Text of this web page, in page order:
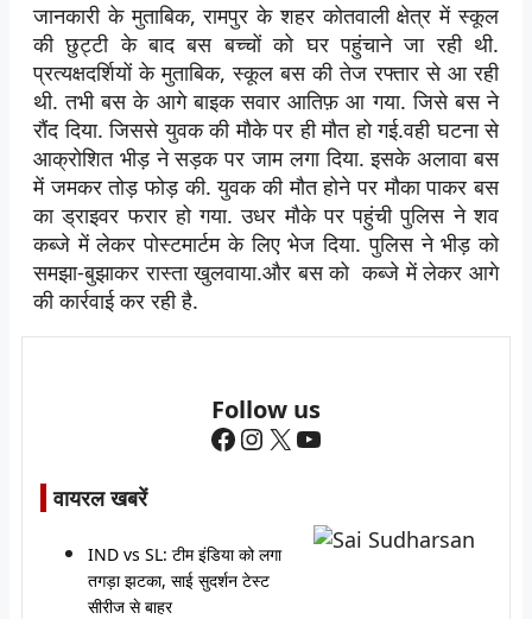
जानकारी के मुताबिक, रामपुर के शहर कोतवाली क्षेत्र में स्कूल
की छुट्टी के बाद बस बच्चों को घर पहुंचाने जा रही थी.
प्रत्यक्षदर्शियों के मुताबिक, स्कूल बस की तेज रफ्तार से आ रही
थी. तभी बस के आगे बाइक सवार आतिफ़ आ गया. जिसे बस ने
रौंद दिया. जिससे युवक की मौके पर ही मौत हो गई.वही घटना से
आक्रोशित भीड़ ने सड़क पर जाम लगा दिया. इसके अलावा बस
में जमकर तोड़ फोड़ की. युवक की मौत होने पर मौका पाकर बस
का ड्राइवर फरार हो गया. उधर मौके पर पहुंची पुलिस ने शव
कब्जे में लेकर पोस्टमार्टम के लिए भेज दिया. पुलिस ने भीड़ को
समझा-बुझाकर रास्ता खुलवाया.और बस को कब्जे में लेकर आगे
की कार्रवाई कर रही है.
Follow us
Facebook
Instagram
X YouTube
वायरल खबरें
IND vs SL: टीम इंडिया को लगा
तगड़ा झटका, साई सुदर्शन टेस्ट
सीरीज से बाहर